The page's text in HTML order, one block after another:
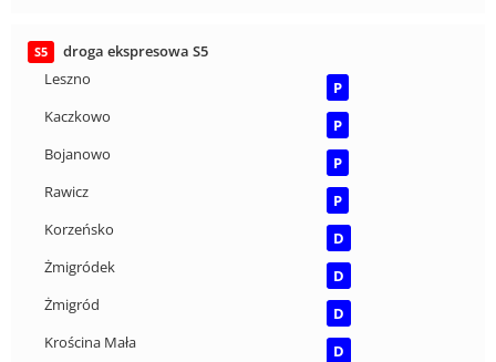
S5
droga ekspresowa S5
Leszno
P
Kaczkowo
P
Bojanowo
P
Rawicz
P
Korzeńsko
D
Żmigródek
D
Żmigród
D
Krościna Mała
D